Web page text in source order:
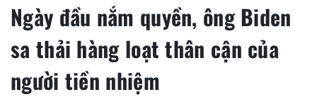
Ngày đầu nắm quyền, ông Biden
sa thải hàng loạt thân cận của
người tiền nhiệm